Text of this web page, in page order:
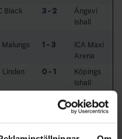
Black
3 - 2
Ängevi
Ishall
1 - 3
ICA Maxi
Arena
0 - 1
Köpings
Ishall
Stora
Hallen